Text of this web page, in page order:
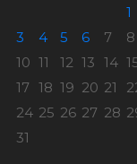
1
3
4 5 6 7 8
10 11 12 13 14
17 18 19 20 21
24 25 26 27 28
31